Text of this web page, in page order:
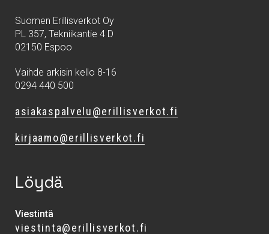
Suomen Erillisverkot Oy
PL 357, Tekniikantie 4 D
02150 Espoo
Vaihde arkisin kello 8-16
0294 440 500
asiakaspalvelu@erillisverkot.fi
kirjaamo@erillisverkot.fi
Löydä
Viestintä
viestinta@erillisverkot.fi